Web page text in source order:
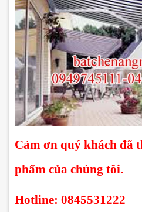
Cảm ơn quý khách đã
phẩm của chúng tôi.
Hotline: 0845531222